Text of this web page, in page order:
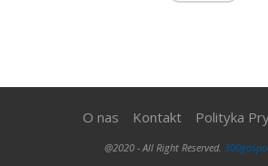
O nas Kontakt Polityka
@2020 - All Right Reserved.